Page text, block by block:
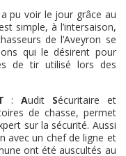
pu voir le jour grâce au
simple, à l’intersaison,
de l’Aveyron se
qui le désirent pour
de tir utilisé lors des
: Audit Sécuritaire et
de chasse, permet
sur la sécurité. Aussi
avec un chef de ligne et
ont été auscultés au